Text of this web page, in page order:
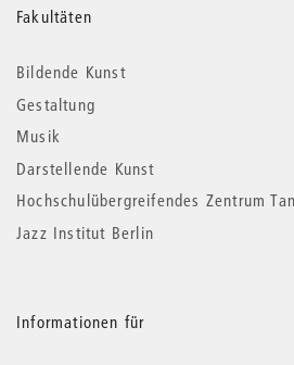
Weitere
Informationen
Fakultäten
Bildende Kunst
Gestaltung
Musik
Darstellende Kunst
Hochschulübergreifendes Zentrum
Jazz Institut Berlin
Informationen für